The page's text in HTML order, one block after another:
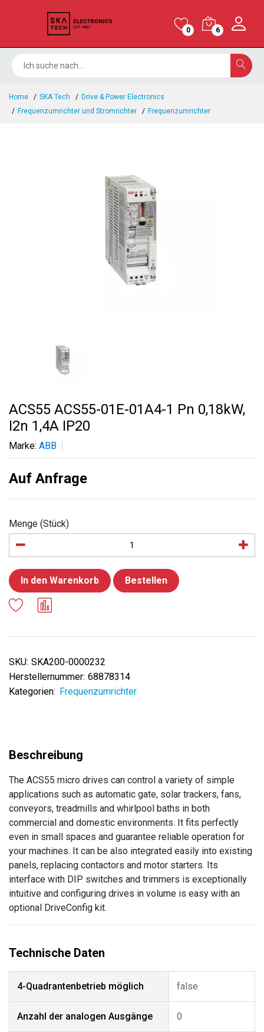
0 6
Home SKA Tech
Drive & Power Electronics
Frequenzumrichter und Stromrichter
Frequenzumrichter
ACS55 ACS55-01E-01A4-1 Pn 0,18kW,
I2n 1,4A IP20
Marke: ABB
Auf Anfrage
Menge (Stück)
In den Warenkorb Bestellen
SKU: SKA200-0000232
Herstellernummer: 68878314
Kategorien: Frequenzumrichter
The ACS55 micro drives can control a variety of simple
applications such as automatic gate, solar trackers, fans,
conveyors, treadmills and whirlpool baths in both
commercial and domestic environments. It fits perfectly
even in small spaces and guarantee reliable operation for
your machines. It can be also integrated easily into existing
panels, replacing contactors and motor starters. Its
interface with DIP switches and trimmers is exceptionally
intuitive and configuring drives in volume is easy with an
optional DriveConfig kit.
4-Quadrantenbetrieb möglich false
Anzahl der analogen Ausgänge 0